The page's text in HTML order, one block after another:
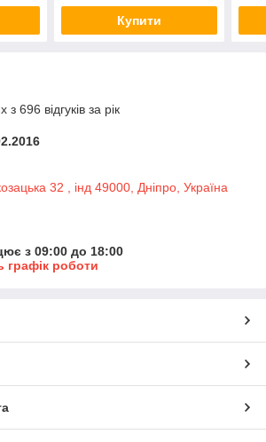
Купити
696 відгуків за рік
32 , інд 49000, Дніпро, Україна
з 09:00 до 18:00
графік роботи